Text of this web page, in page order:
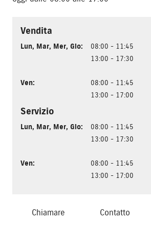
Vendita
Lun, Mar, Mer, Gio:
08:00 - 11:45
13:00 - 17:30
Ven:
08:00 - 11:45
13:00 - 17:00
Servizio
Lun, Mar, Mer, Gio:
08:00 - 11:45
13:00 - 17:30
Ven:
08:00 - 11:45
13:00 - 17:00
Chiamare Contatto